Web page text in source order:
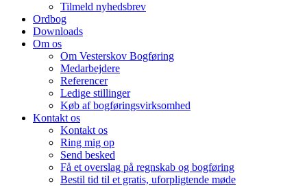
Tilmeld nyhedsbrev
Ordbog
Downloads
Om os
Om Vesterskov Bogføring
Medarbejdere
Referencer
Ledige stillinger
Køb af bogføringsvirksomhed
Kontakt os
Kontakt os
Ring mig op
Send besked
Få et overslag på regnskab og bogføring
Bestil tid til et gratis, uforpligtende møde